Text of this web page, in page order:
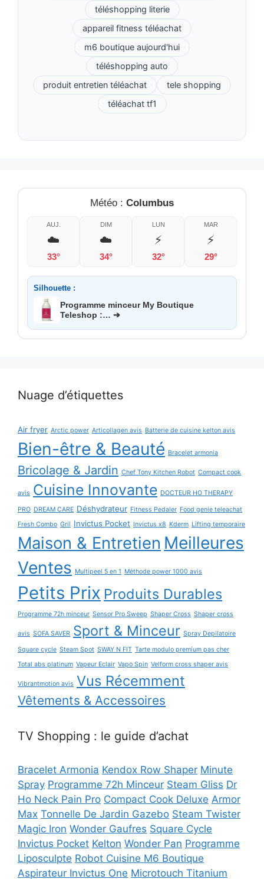
téléshopping literie
appareil fitness téléachat
m6 boutique aujourd'hui
téléshopping auto
produit entretien téléachat
tele shopping
téléachat tf1
Météo : Columbus
AUJ.
☁️
33°
DIM
☁️
34°
LUN
⚡
32°
MAR
⚡
29°
Silhouette :
Programme minceur My Boutique
Teleshop :… ➔
Nuage d’étiquettes
Air fryer Arctic power Articollagen avis Batterie de cuisine kelton avis
Bien-être & Beauté Bracelet armonia
Bricolage & Jardin Chef Tony Kitchen Robot Compact cook
avis Cuisine Innovante DOCTEUR HO THERAPY
PRO DREAM CARE Déshydrateur Fitness Pedaler Food genie teleachat
Fresh Combo Gril Invictus Pocket Invictus x8 Kderm Lifting temporaire
Maison & Entretien Meilleures
Ventes Multipeel 5 en 1 Méthode power 1000 avis
Petits Prix Produits Durables
Programme 72h minceur Sensor Pro Sweep Shaper Cross Shaper cross
avis SOFA SAVER Sport & Minceur Spray Depilatoire
Square cycle Steam Spot SWAY N FIT Tarte modulo premium pas cher
Total abs platinum Vapeur Eclair Vapo Spin Velform cross shaper avis
Vibrantmotion avis Vus Récemment
Vêtements & Accessoires
TV Shopping : le guide d’achat
Bracelet Armonia Kendox Row Shaper Minute
Spray Programme 72h Minceur Steam Gliss Dr
Ho Neck Pain Pro Compact Cook Deluxe Armor
Max Tonnelle De Jardin Gazebo Steam Twister
Magic Iron Wonder Gaufres Square Cycle
Invictus Pocket Kelton Wonder Pan Programme
Liposculpte Robot Cuisine M6 Boutique
Aspirateur Invictus One Microtouch Titanium